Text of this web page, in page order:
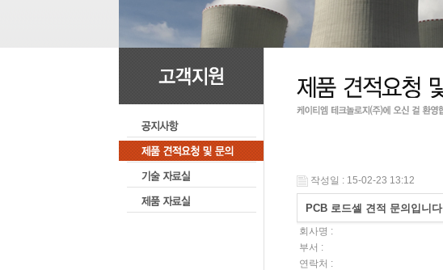
작성일 : 15-02-23 13:12
PCB 로드셀 견적 문의입니다
회사명 :
부서 :
연락처 :